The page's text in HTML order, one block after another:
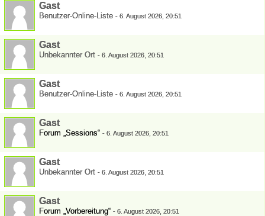
Gast
Benutzer-Online-Liste - 6. August 2026, 20:51
Gast
Unbekannter Ort - 6. August 2026, 20:51
Gast
Benutzer-Online-Liste - 6. August 2026, 20:51
Gast
Forum „Sessions“ - 6. August 2026, 20:51
Gast
Unbekannter Ort - 6. August 2026, 20:51
Gast
Forum „Vorbereitung“ - 6. August 2026, 20:51